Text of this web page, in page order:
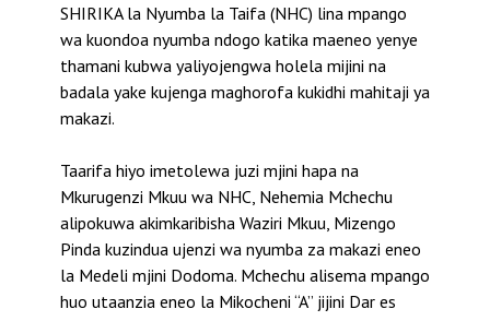
SHIRIKA la Nyumba la Taifa (NHC) lina mpango
wa kuondoa nyumba ndogo katika maeneo yenye
thamani kubwa yaliyojengwa holela mijini na
badala yake kujenga maghorofa kukidhi mahitaji ya
makazi.
Taarifa hiyo imetolewa juzi mjini hapa na
Mkurugenzi Mkuu wa NHC, Nehemia Mchechu
alipokuwa akimkaribisha Waziri Mkuu, Mizengo
Pinda kuzindua ujenzi wa nyumba za makazi eneo
la Medeli mjini Dodoma. Mchechu alisema mpango
huo utaanzia eneo la Mikocheni “A” jijini Dar es